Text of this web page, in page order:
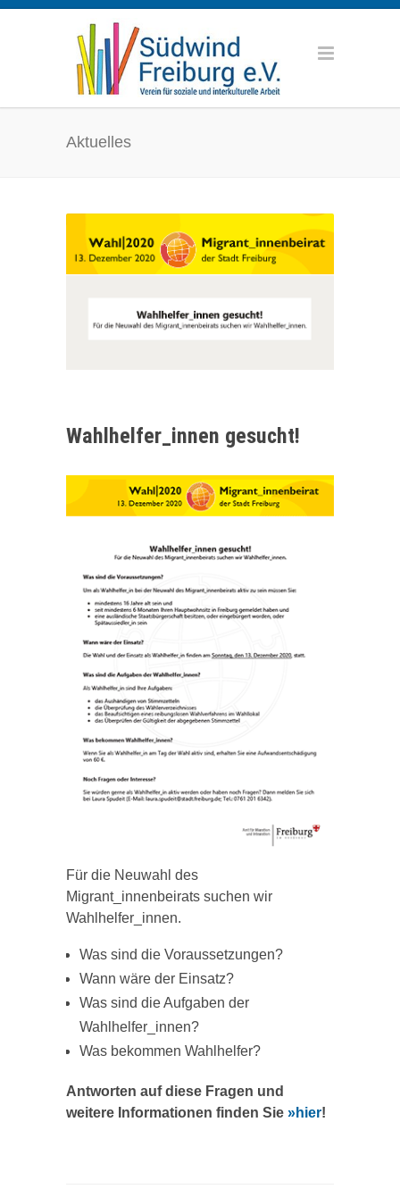
Aktuelles
Wahlhelfer_innen gesucht!
Für die Neuwahl des
Migrant_innenbeirats suchen wir
Wahlhelfer_innen.
Was sind die Voraussetzungen?
Wann wäre der Einsatz?
Was sind die Aufgaben der
Wahlhelfer_innen?
Was bekommen Wahlhelfer?
Antworten auf diese Fragen und
weitere Informationen finden Sie »hier!